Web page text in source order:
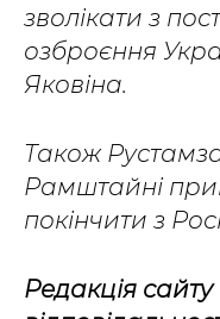
зволікати з
озброєння
Яковіна.
Також
Рамштайні
покінчити з
Редакція